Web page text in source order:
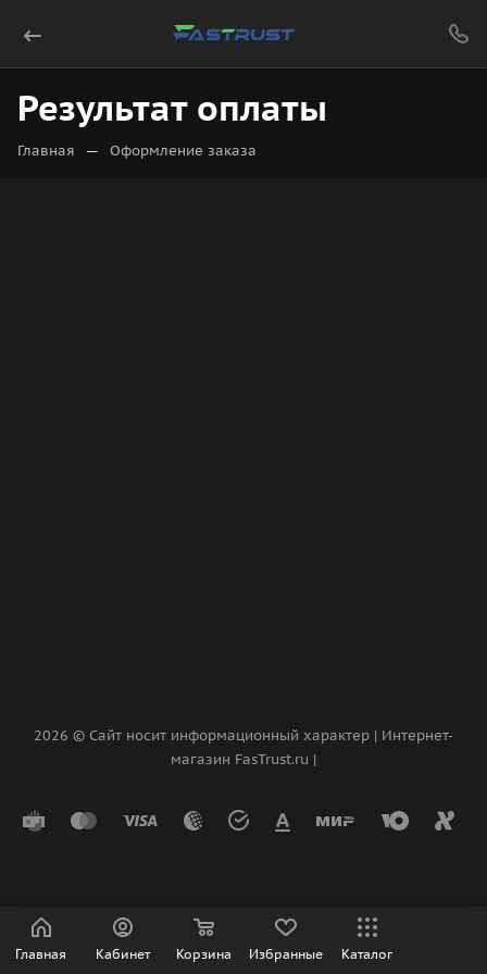
Результат оплаты
Главная — Оформление заказа
2026 © Сайт носит информационный характер | Интернет-
магазин FasTrust.ru |
Главная Кабинет Корзина Избранные Каталог